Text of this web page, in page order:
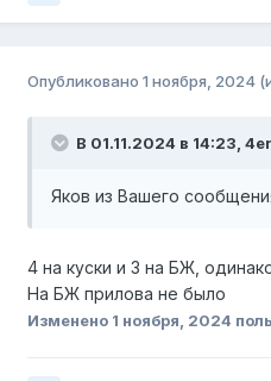
Опубликовано 1 ноября, 2024
В 01.11.2024 в 14:23,
Яков из Вашего
4 на куски и 3 на БЖ,
На БЖ прилова не было
Изменено 1 ноября, 2024